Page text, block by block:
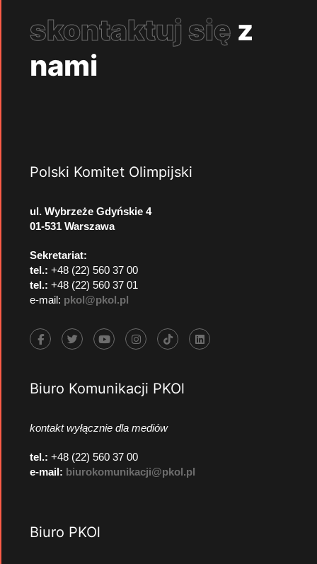
skontaktuj się z
nami
Polski Komitet Olimpijski
ul. Wybrzeże Gdyńskie 4
01-531 Warszawa
Sekretariat:
tel.: +48 (22) 560 37 00
tel.: +48 (22) 560 37 01
e-mail: pkol@pkol.pl
Biuro Komunikacji PKOl
kontakt wyłącznie dla mediów
tel.: +48 (22) 560 37 00
e-mail: biurokomunikacji@pkol.pl
Biuro PKOl